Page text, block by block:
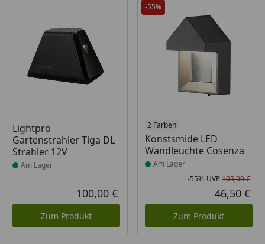
Lightpro
Gartenstrahler Tiga DL
Strahler 12V
Produkt am Lager
Am Lager
Aktueller Preis
100,00 €
Zum Produkt
-55%
2 Farben
Konstsmide LED
Wandleuchte Cosenza
Produkt am Lager
Am Lager
-55% UVP105,00 €
46,50 €
Zum Produkt